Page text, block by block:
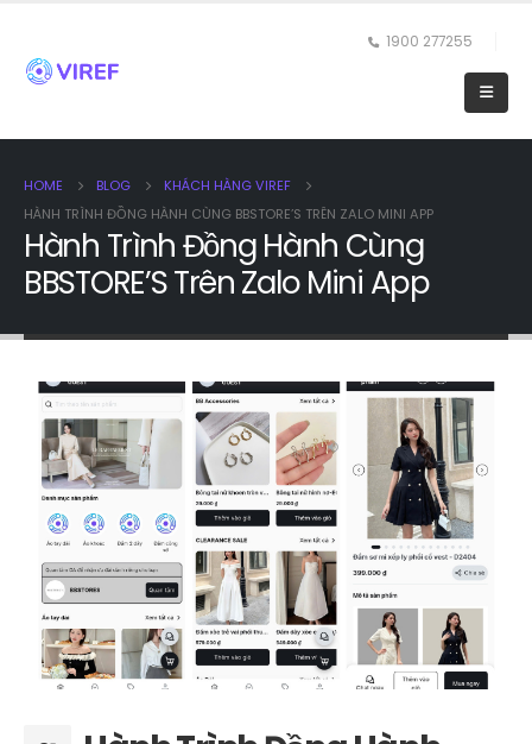
1900 277255
HOME BLOG
KHÁCH HÀNG VIREF
HÀNH TRÌNH ĐỒNG HÀNH CÙNG BBSTORE’S TRÊN ZALO MINI APP
Hành Trình Đồng Hành Cùng
BBSTORE’S Trên Zalo Mini App